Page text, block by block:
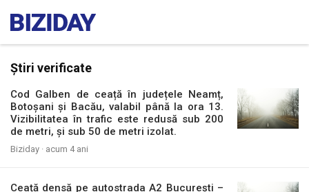
Știri verificate
Cod Galben de ceață în județele Neamț,
Botoșani și Bacău, valabil până la ora 13.
Vizibilitatea în trafic este redusă sub 200
de metri, și sub 50 de metri izolat.
Biziday · acum 4 ani
Ceață densă pe autostrada A2 București –